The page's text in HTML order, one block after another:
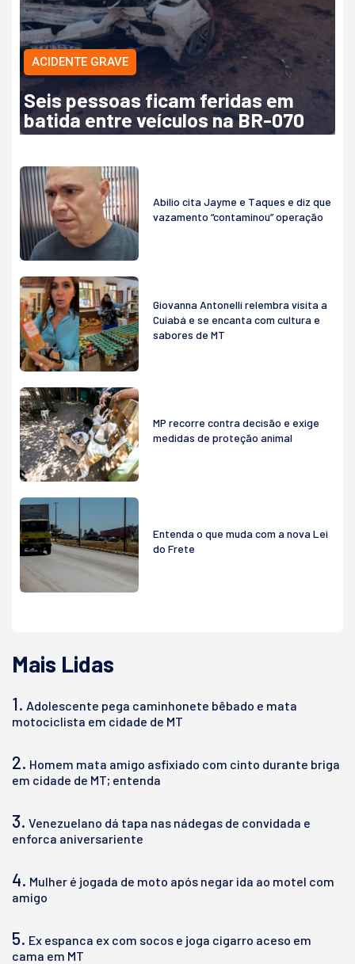
ACIDENTE GRAVE
Seis pessoas ficam feridas em
batida entre veículos na BR-070
Abilio cita Jayme e Taques e diz que
vazamento “contaminou” operação
Giovanna Antonelli relembra visita a
Cuiabá e se encanta com cultura e
sabores de MT
MP recorre contra decisão e exige
medidas de proteção animal
Entenda o que muda com a nova Lei
do Frete
Mais Lidas
1. Adolescente pega caminhonete bêbado e mata
motociclista em cidade de MT
2. Homem mata amigo asfixiado com cinto durante briga
em cidade de MT; entenda
3. Venezuelano dá tapa nas nádegas de convidada e
enforca aniversariente
4. Mulher é jogada de moto após negar ida ao motel com
amigo
5. Ex espanca ex com socos e joga cigarro aceso em
cama em MT